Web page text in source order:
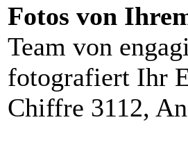
Fotos von
Team von
fotografiert Ihr
Chiffre 3112,